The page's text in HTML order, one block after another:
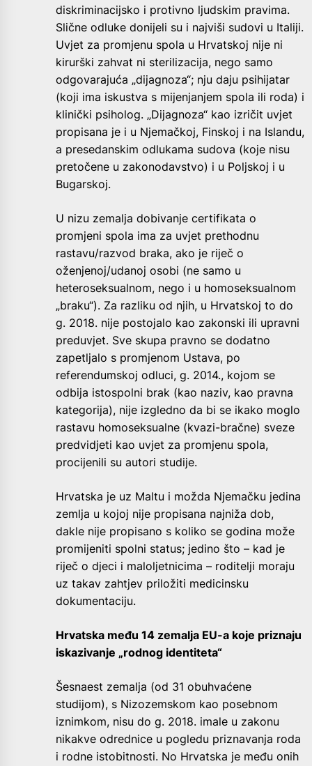
diskriminacijsko i protivno ljudskim pravima.
Slične odluke donijeli su i najviši sudovi u Italiji.
Uvjet za promjenu spola u Hrvatskoj nije ni
kirurški zahvat ni sterilizacija, nego samo
odgovarajuća „dijagnoza“; nju daju psihijatar
(koji ima iskustva s mijenjanjem spola ili roda) i
klinički psiholog. „Dijagnoza“ kao izričit uvjet
propisana je i u Njemačkoj, Finskoj i na Islandu,
a presedanskim odlukama sudova (koje nisu
pretočene u zakonodavstvo) i u Poljskoj i u
Bugarskoj.
U nizu zemalja dobivanje certifikata o
promjeni spola ima za uvjet prethodnu
rastavu/razvod braka, ako je riječ o
oženjenoj/udanoj osobi (ne samo u
heteroseksualnom, nego i u homoseksualnom
„braku“). Za razliku od njih, u Hrvatskoj to do
g. 2018. nije postojalo kao zakonski ili upravni
preduvjet. Sve skupa pravno se dodatno
zapetljalo s promjenom Ustava, po
referendumskoj odluci, g. 2014., kojom se
odbija istospolni brak (kao naziv, kao pravna
kategorija), nije izgledno da bi se ikako moglo
rastavu homoseksualne (kvazi-bračne) sveze
predvidjeti kao uvjet za promjenu spola,
procijenili su autori studije.
Hrvatska je uz Maltu i možda Njemačku jedina
zemlja u kojoj nije propisana najniža dob,
dakle nije propisano s koliko se godina može
promijeniti spolni status; jedino što – kad je
riječ o djeci i maloljetnicima – roditelji moraju
uz takav zahtjev priložiti medicinsku
dokumentaciju.
Hrvatska među 14 zemalja EU-a koje priznaju
iskazivanje „rodnog identiteta“
Šesnaest zemalja (od 31 obuhvaćene
studijom), s Nizozemskom kao posebnom
iznimkom, nisu do g. 2018. imale u zakonu
nikakve odrednice u pogledu priznavanja roda
i rodne istobitnosti. No Hrvatska je među onih